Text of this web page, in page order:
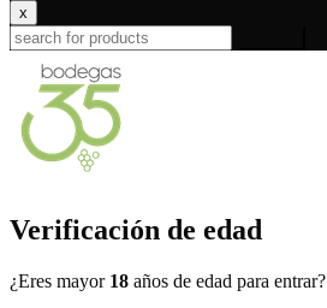
x
Verificación de edad
¿Eres mayor 18 años de edad para entrar?